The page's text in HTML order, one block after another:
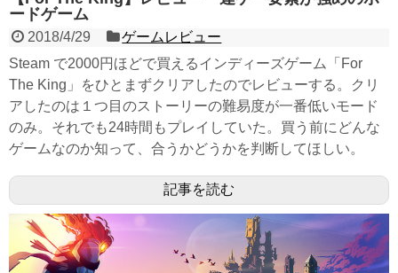
ードゲーム
2018/4/29
ゲームレビュー
Steam で2000円ほどで買えるインディーズゲーム「For
The King」をひとまずクリアしたのでレビューする。クリ
アしたのは１つ目のストーリーの難易度が一番低いモード
のみ。それでも24時間もプレイしていた。買う前にどんな
ゲームなのか知って、合うかどうかを判断してほしい。
記事を読む